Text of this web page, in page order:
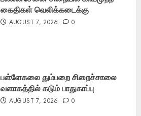
கைதிகள் வெலிக்கடைக்கு
AUGUST 7, 2026 0
பள்ளேகலை தும்பறை சிறைச்சாலை
வளாகத்தில் கடும் பாதுகாப்பு
AUGUST 7, 2026 0